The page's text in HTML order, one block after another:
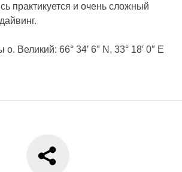
практикуется и очень сложный
Великий: 66° 34′ 6″ N, 33° 18′ 0″ E